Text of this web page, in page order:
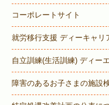
コーポレートサイト
就労移行支援 ディーキャリ
自立訓練(生活訓練) ディー
障害のあるお子さまの施設